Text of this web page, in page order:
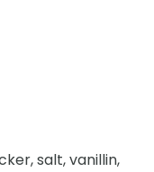
salt, vanillin,